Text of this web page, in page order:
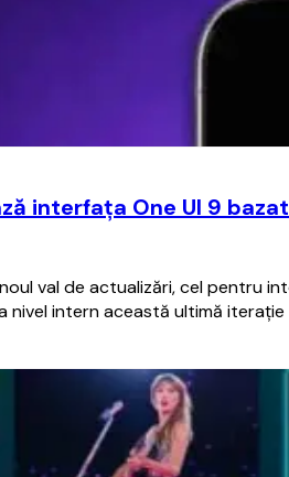
interfaţa One UI 9
val de actualizări, cel pentru
nivel intern această ultimă